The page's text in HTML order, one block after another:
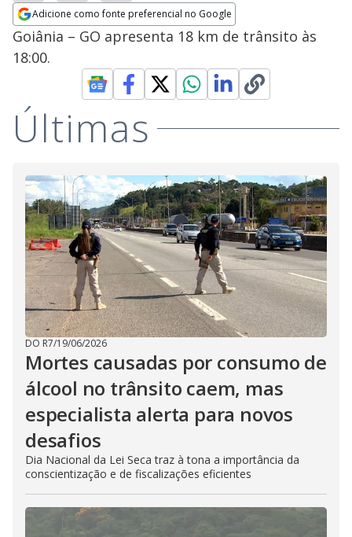
Adicione como fonte preferencial no Google
Opens in new window
Goiânia – GO apresenta 18 km de trânsito às
18:00.
Últimas
DO R7/19/06/2026
Mortes causadas por consumo de
álcool no trânsito caem, mas
especialista alerta para novos
desafios
Dia Nacional da Lei Seca traz à tona a importância da
conscientização e de fiscalizações eficientes